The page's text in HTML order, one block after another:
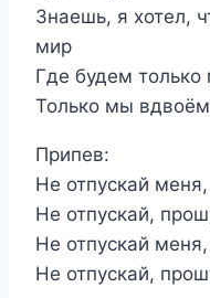
Знаешь, я хотел,
мир
Где будем
Только мы вдвоём
Припев:
Не отпускай
Не отпускай,
Не отпускай
Не отпускай,